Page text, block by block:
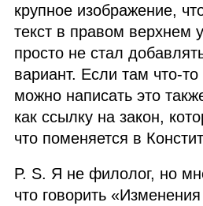
крупное изображение,
текст в правом верхнем
просто не стал
вариант. Если там
можно написать это
как ссылку на закон,
что поменяется в
P. S. Я не филолог, но
что говорить